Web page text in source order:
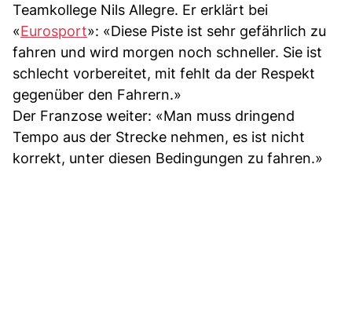
Teamkollege Nils Allegre. Er erklärt bei
«Eurosport»: «Diese Piste ist sehr gefährlich zu
fahren und wird morgen noch schneller. Sie ist
schlecht vorbereitet, mit fehlt da der Respekt
gegenüber den Fahrern.»
Der Franzose weiter: «Man muss dringend
Tempo aus der Strecke nehmen, es ist nicht
korrekt, unter diesen Bedingungen zu fahren.»